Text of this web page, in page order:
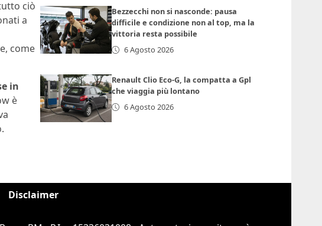
ciò
a
come
in
è
Bezzecchi non si nasconde: pausa
difficile e condizione non al top, ma la
vittoria resta possibile
6 Agosto 2026
Renault Clio Eco-G, la compatta a Gpl
che viaggia più lontano
6 Agosto 2026
Disclaimer